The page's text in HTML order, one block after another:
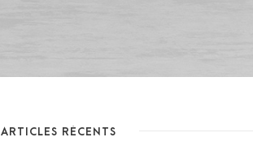
ARTICLES RÉCENTS